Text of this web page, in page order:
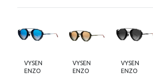
VYSEN
ENZO
VYSEN
ENZO
VYSEN
ENZO